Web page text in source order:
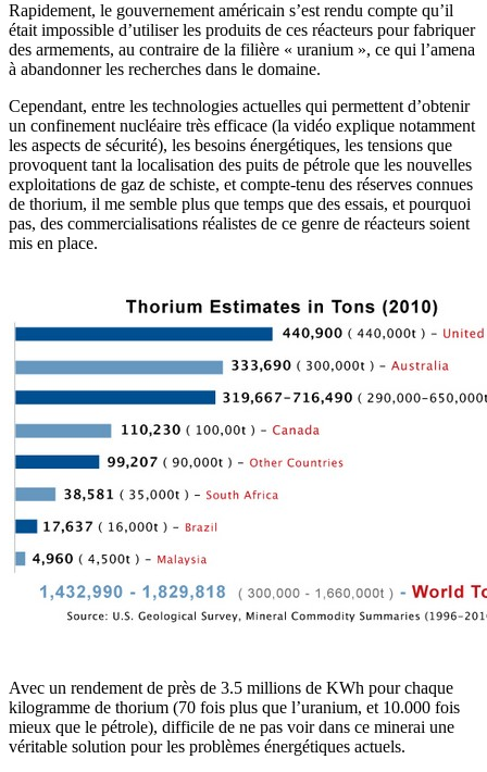
Rapidement, le gouvernement américain s’est rendu compte qu’il
était impossible d’utiliser les produits de ces réacteurs pour fabriquer
des armements, au contraire de la filière « uranium », ce qui l’amena
à abandonner les recherches dans le domaine.
Cependant, entre les technologies actuelles qui permettent d’obtenir
un confinement nucléaire très efficace (la vidéo explique notamment
les aspects de sécurité), les besoins énergétiques, les tensions que
provoquent tant la localisation des puits de pétrole que les nouvelles
exploitations de gaz de schiste, et compte-tenu des réserves connues
de thorium, il me semble plus que temps que des essais, et pourquoi
pas, des commercialisations réalistes de ce genre de réacteurs soient
mis en place.
Avec un rendement de près de 3.5 millions de KWh pour chaque
kilogramme de thorium (70 fois plus que l’uranium, et 10.000 fois
mieux que le pétrole), difficile de ne pas voir dans ce minerai une
véritable solution pour les problèmes énergétiques actuels.